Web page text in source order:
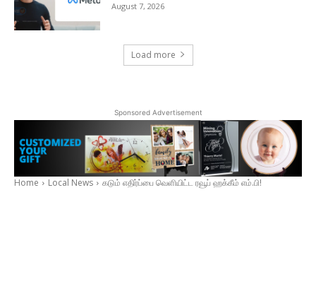
August 7, 2026
Load more